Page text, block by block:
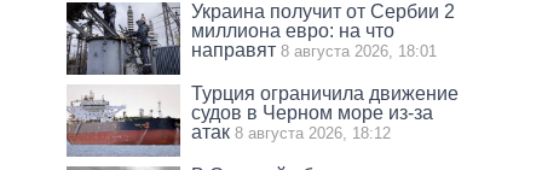
Украина получит от Сербии 2
миллиона евро: на что
направят 8 августа 2026, 18:01
Турция ограничила движение
судов в Черном море из-за
атак 8 августа 2026, 18:12